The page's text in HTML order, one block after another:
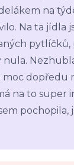
na
Na ta jídla
dopředu
na to super
pochopila,